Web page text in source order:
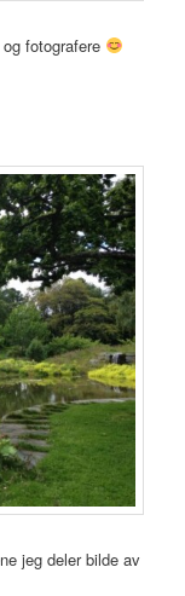
fotografere
jeg deler bilde av